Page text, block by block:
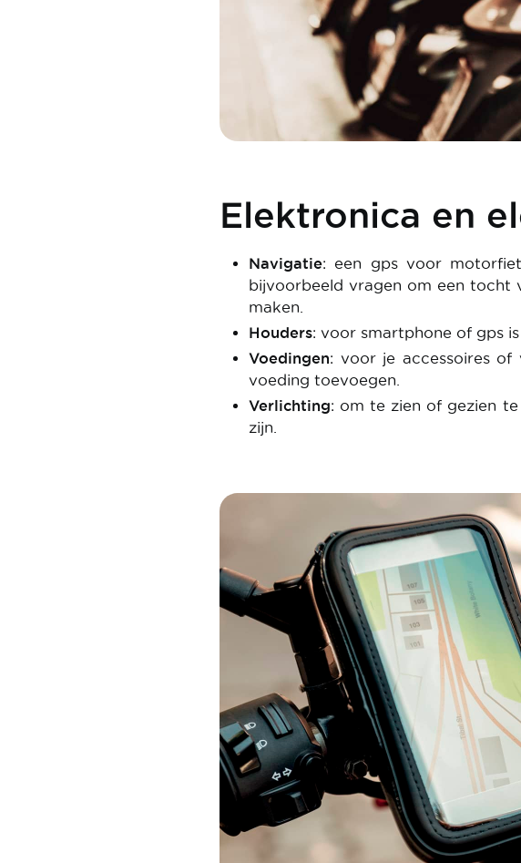
Elektronica en
Navigatie: een gps voor
bijvoorbeeld vragen om een tocht
maken.
Houders: voor smartphone of gps
Voedingen: voor je accessoires of
voeding toevoegen.
Verlichting: om te zien of gezien
zijn.
Image